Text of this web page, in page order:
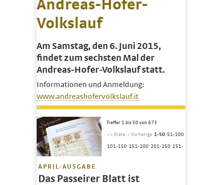
Andreas-Hofer-
Volkslauf
Am Samstag, den 6. Juni 2015,
findet zum sechsten Mal der
Andreas-Hofer-Volkslauf statt.
Informationen und Anmeldung:
www.andreashofervolkslauf.it
APRIL-AUSGABE
Das Passeirer Blatt ist
Treffer 1 bis 50 von 673
<< Erste < Vorherige 1-50 51-100
101-150 151-200 201-250 251-